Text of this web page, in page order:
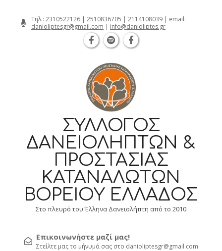
Τηλ.: 2310522126 | 2510836705 | 2114108039 | email:
danioliptesgr@gmail.com | info@danioliptes.gr
ΣΎΛΛΟΓΟΣ
ΔΑΝΕΙΟΛΗΠΤΏΝ &
ΠΡΟΣΤΑΣΊΑΣ
ΚΑΤΑΝΑΛΩΤΏΝ
ΒΟΡΕΊΟΥ ΕΛΛΆΔΟΣ
Στο πλευρό του Έλληνα Δανειολήπτη από το 2010
Επικοινωνήστε μαζί μας!
Στείλτε μας το μήνυμά σας στο danioliptesgr@gmail.com